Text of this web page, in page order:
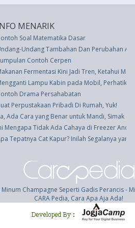
MENARIK
Soal Matematika Dasar
Undang Tambahan Dan Perubahan
Contoh Cerpen
Fermentasi Kini Jadi Tren, Ketahui
Lampu Kabin pada Mobil, Perhatikan
Drama Persahabatan
Perpustakaan Pribadi Di Rumah, Yuk!
Ada Cara yang Benar untuk Mandi, Simak di
Mengapa Tidak Ada Cahaya di Freezer Anda?
Tepatnya Cat Kapur? Inilah Segalanya yang
Champagne Seperti Gadis Perancis -
CARA Pedia, Cara Apa Aja Ada!